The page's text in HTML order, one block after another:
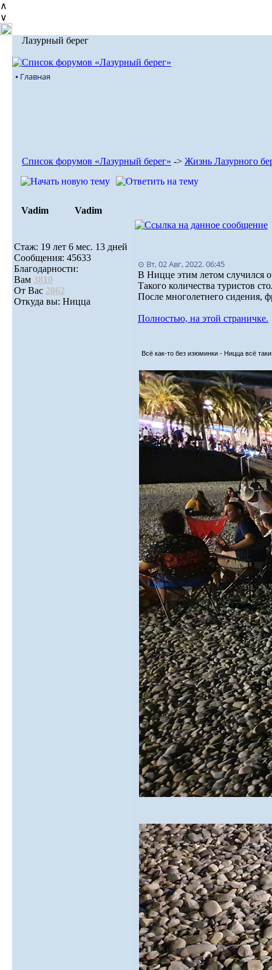
∧
∨
Лазурный берег
⦁ Главная
Список форумов «Лазурный берег» -> Жизнь Лазурного
Vadim Vadim
Стаж: 19 лет 6 мес. 13 дней
Сообщения: 45633
Благодарности:
Вам 3810
От Вас 2062
Откуда вы: Ницца
⊙ Вт, 02 Авг, 2022. 06:45
В Ницце этим летом случился
Такого количества туристов
После многолетнего сидения,
Полностью, на этой страничке.
Всё как-то без изюминки - Ницца всё